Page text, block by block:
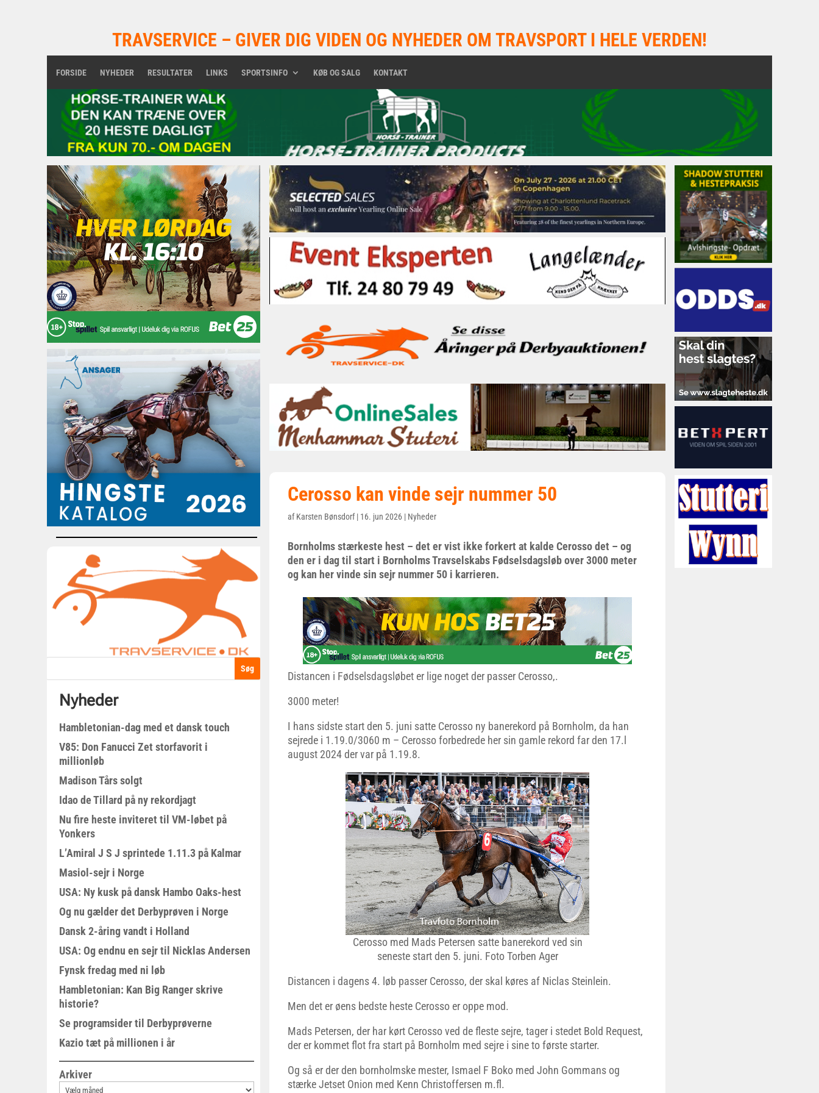
TRAVSERVICE – GIVER DIG VIDEN OG NYHEDER OM TRAVSPORT I HELE VERDEN!
FORSIDE NYHEDER RESULTATER LINKS SPORTSINFO KØB OG SALG KONTAKT
Nyheder
Hambletonian-dag med et dansk touch
V85: Don Fanucci Zet storfavorit i
millionløb
Madison Tårs solgt
Idao de Tillard på ny rekordjagt
Nu fire heste inviteret til VM-løbet på
Yonkers
L’Amiral J S J sprintede 1.11.3 på Kalmar
Masiol-sejr i Norge
USA: Ny kusk på dansk Hambo Oaks-hest
Og nu gælder det Derbyprøven i Norge
Dansk 2-åring vandt i Holland
USA: Og endnu en sejr til Nicklas Andersen
Fynsk fredag med ni løb
Hambletonian: Kan Big Ranger skrive
historie?
Se programsider til Derbyprøverne
Kazio tæt på millionen i år
Arkiver
Cerosso kan vinde sejr nummer 50
afKarsten Bønsdorf| 16. jun 2026 | Nyheder
Bornholms stærkeste hest – det er vist ikke forkert at kalde Cerosso det – og
den er i dag til start i Bornholms Travselskabs Fødselsdagsløb over 3000 meter
og kan her vinde sin sejr nummer 50 i karrieren.
Distancen i Fødselsdagsløbet er lige noget der passer Cerosso,.
3000 meter!
I hans sidste start den 5. juni satte Cerosso ny banerekord på Bornholm, da han
sejrede i 1.19.0/3060 m – Cerosso forbedrede her sin gamle rekord far den 17.l
august 2024 der var på 1.19.8.
Cerosso med Mads Petersen satte banerekord ved sin
seneste start den 5. juni. Foto Torben Ager
Distancen i dagens 4. løb passer Cerosso, der skal køres af Niclas Steinlein.
Men det er øens bedste heste Cerosso er oppe mod.
Mads Petersen, der har kørt Cerosso ved de fleste sejre, tager i stedet Bold Request,
der er kommet flot fra start på Bornholm med sejre i sine to første starter.
Og så er der den bornholmske mester, Ismael F Boko med John Gommans og
stærke Jetset Onion med Kenn Christoffersen m.fl.